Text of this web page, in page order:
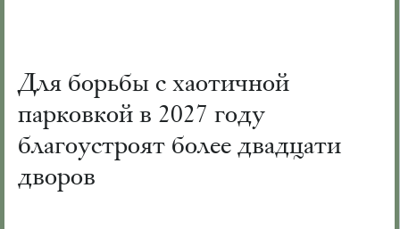
Для борьбы с хаотичной
парковкой в 2027 году
благоустроят более двадцати
дворов